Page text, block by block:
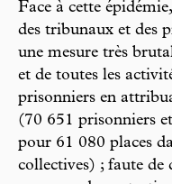
Face à cette
des tribunaux et des
une mesure très
et de toutes les
prisonniers en
(70 651 prisonniers
pour 61 080 places
collectives) ; faute de